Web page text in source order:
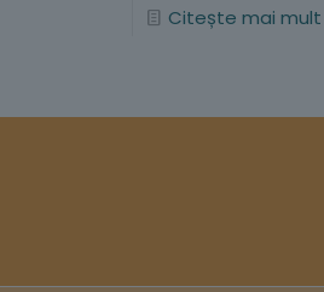
Citește mai mult